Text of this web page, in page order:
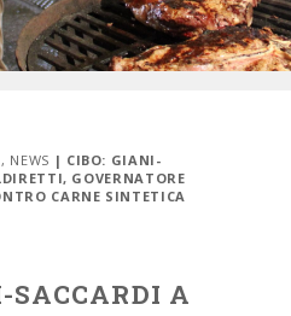
, NEWS | CIBO: GIANI-
GOVERNATORE
CARNE SINTETICA
SACCARDI A